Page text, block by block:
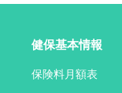
健保基本情報
保険料月額表